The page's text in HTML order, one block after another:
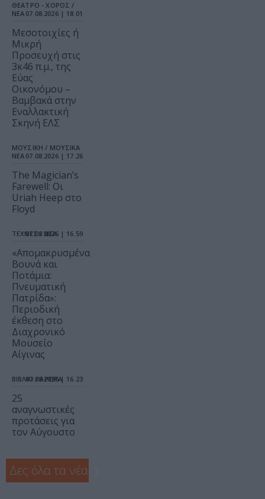
ΘΕΑΤΡΟ - ΧΟΡΟΣ /
ΝΕΑ 07.08.2026 | 18.01
Μεσοτοιχίες ή
Μικρή
Προσευχή στις
3κ46 π.μ., της
Εύας
Οικονόμου –
Βαμβακά στην
Εναλλακτική
Σκηνή ΕΛΣ
ΜΟΥΣΙΚΗ / ΜΟΥΣΙΚΑ
ΝΕΑ 07.08.2026 | 17.26
The Magician’s
Farewell: Οι
Uriah Heep στο
Floyd
ΤΕΧΝΕΣ / ΝΕΑ
07.08.2026 | 16.59
«Απομακρυσμένα
Βουνά και
Ποτάμια:
Πνευματική
Πατρίδα»:
Περιοδική
έκθεση στο
Διαχρονικό
Μουσείο
Αίγινας
ΒΙΒΛΙΟ / ΑΡΘΡΑ
07.08.2026 | 16.23
25
αναγνωστικές
προτάσεις για
τον Αύγουστο
Δες όλα τα νέα